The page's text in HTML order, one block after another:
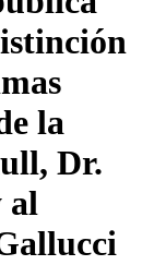
la
Dr.
al